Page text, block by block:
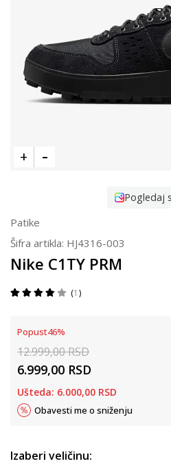
Pogledaj
Patike
Šifra artikla: HJ4316-003
Nike C1TY PRM
1
Popust46%
12.999,00RSD
6.999,00 RSD
Ušteda: 6.000,00 RSD
Obavesti me o sniženju
Izaberi veličinu: